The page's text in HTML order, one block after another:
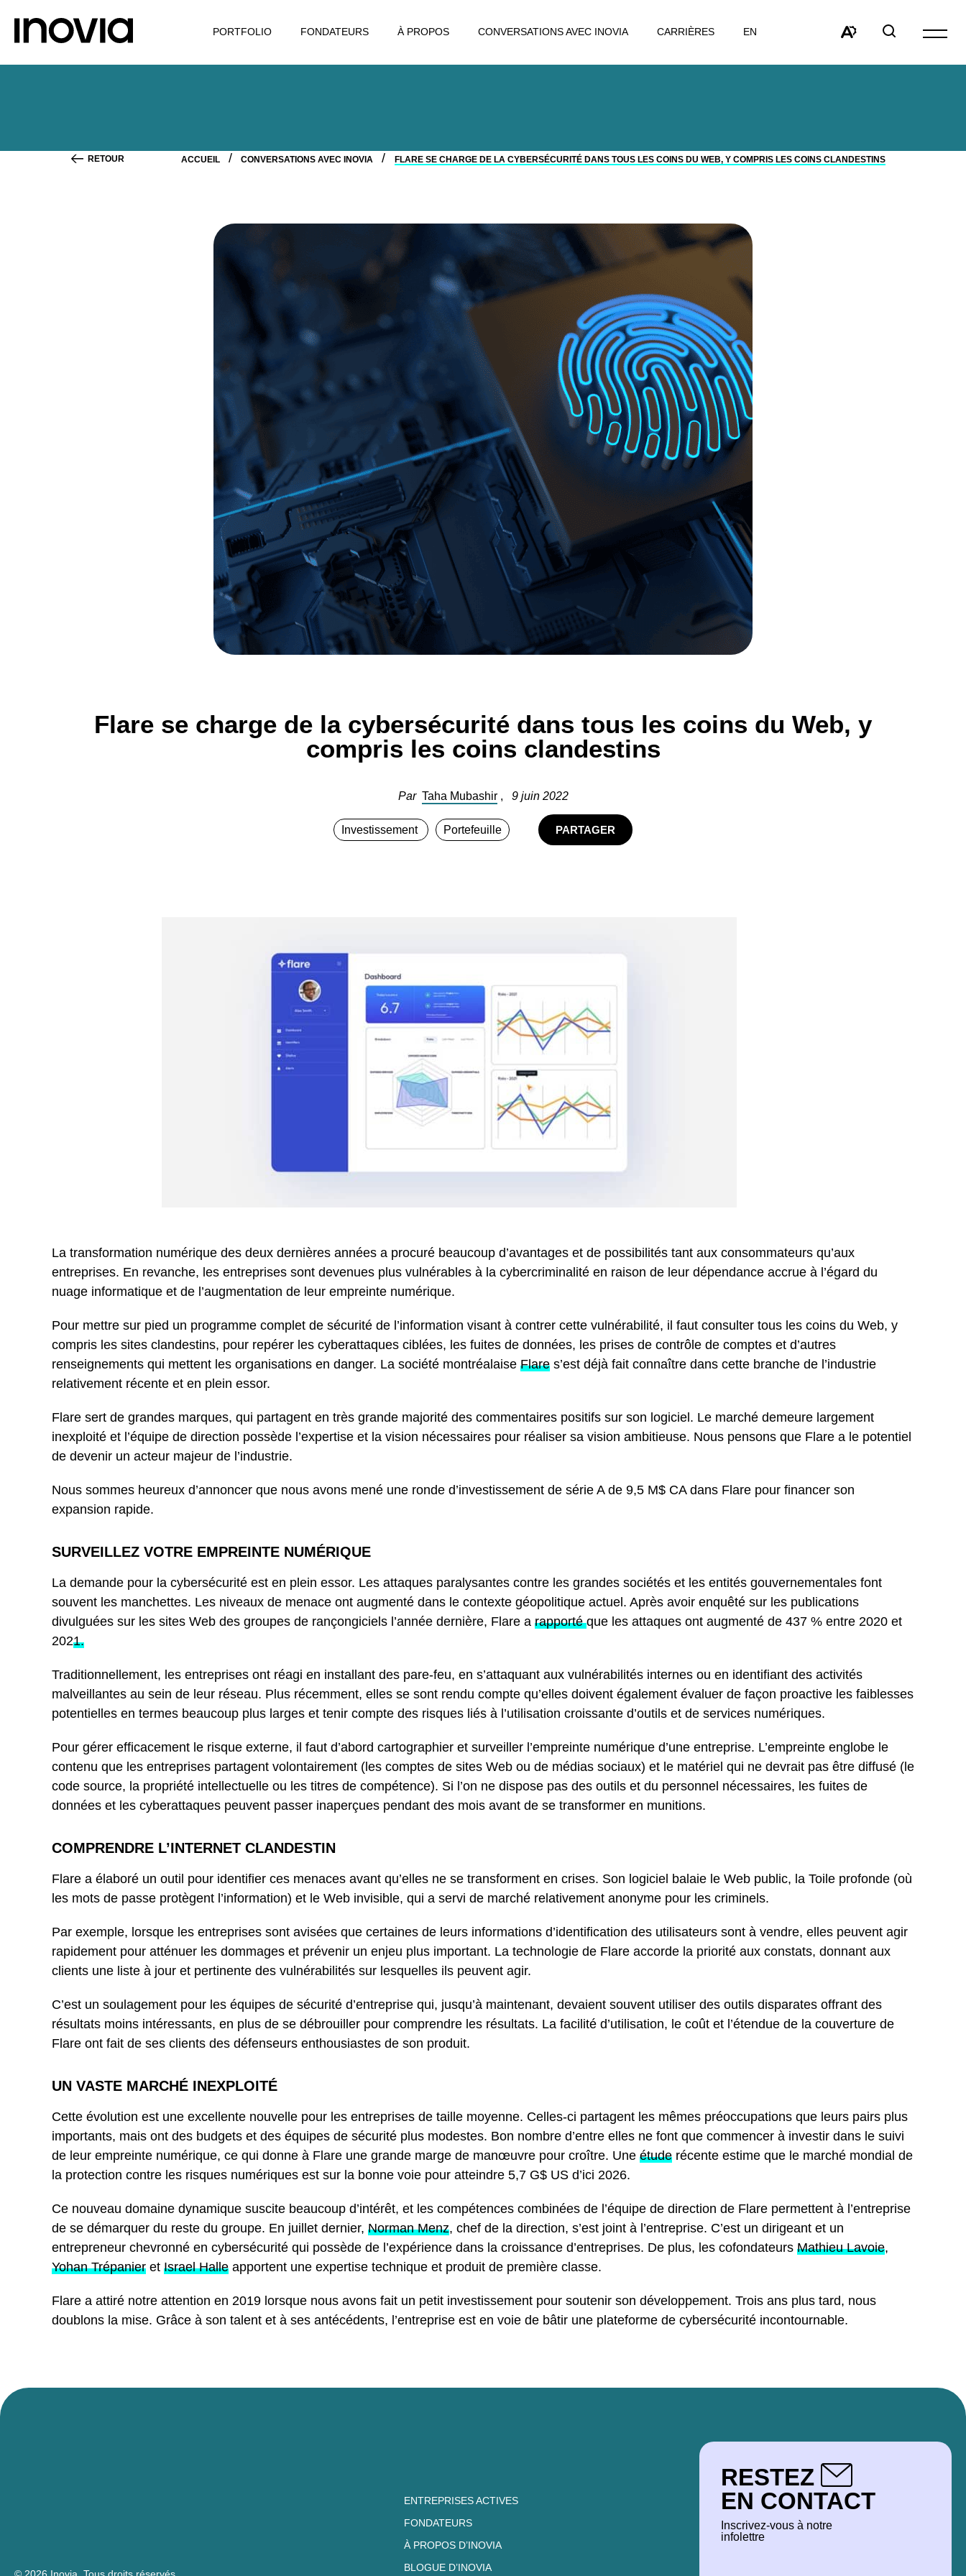
PORTFOLIO FONDATEURS À PROPOS CONVERSATIONS AVEC INOVIA CARRIÈRES EN
accessibilitywindow
Ouvrir
du
RETOUR ACCUEIL CONVERSATIONS AVEC INOVIA FLARE SE CHARGE DE LA CYBERSÉCURITÉ DANS TOUS LES COINS DU WEB, Y COMPRIS LES COINS CLANDESTINS
Flare se charge de la cybersécurité dans tous les coins du Web, y
compris les coins clandestins
Par Taha Mubashir , 9 juin 2022
Investissement Portefeuille PARTAGER
La transformation numérique des deux dernières années a procuré beaucoup d’avantages et de possibilités tant aux consommateurs qu’aux
entreprises. En revanche, les entreprises sont devenues plus vulnérables à la cybercriminalité en raison de leur dépendance accrue à l’égard du
nuage informatique et de l’augmentation de leur empreinte numérique.
Pour mettre sur pied un programme complet de sécurité de l’information visant à contrer cette vulnérabilité, il faut consulter tous les coins du Web, y
compris les sites clandestins, pour repérer les cyberattaques ciblées, les fuites de données, les prises de contrôle de comptes et d’autres
renseignements qui mettent les organisations en danger. La société montréalaise Flare s’est déjà fait connaître dans cette branche de l’industrie
relativement récente et en plein essor.
Flare sert de grandes marques, qui partagent en très grande majorité des commentaires positifs sur son logiciel. Le marché demeure largement
inexploité et l’équipe de direction possède l’expertise et la vision nécessaires pour réaliser sa vision ambitieuse. Nous pensons que Flare a le potentiel
de devenir un acteur majeur de l’industrie.
Nous sommes heureux d’annoncer que nous avons mené une ronde d’investissement de série A de 9,5 M$ CA dans Flare pour financer son
expansion rapide.
SURVEILLEZ VOTRE EMPREINTE NUMÉRIQUE
La demande pour la cybersécurité est en plein essor. Les attaques paralysantes contre les grandes sociétés et les entités gouvernementales font
souvent les manchettes. Les niveaux de menace ont augmenté dans le contexte géopolitique actuel. Après avoir enquêté sur les publications
divulguées sur les sites Web des groupes de rançongiciels l’année dernière, Flare a rapportéque les attaques ont augmenté de 437 % entre 2020 et
2021.
Traditionnellement, les entreprises ont réagi en installant des pare-feu, en s’attaquant aux vulnérabilités internes ou en identifiant des activités
malveillantes au sein de leur réseau. Plus récemment, elles se sont rendu compte qu’elles doivent également évaluer de façon proactive les faiblesses
potentielles en termes beaucoup plus larges et tenir compte des risques liés à l’utilisation croissante d’outils et de services numériques.
Pour gérer efficacement le risque externe, il faut d’abord cartographier et surveiller l’empreinte numérique d’une entreprise. L’empreinte englobe le
contenu que les entreprises partagent volontairement (les comptes de sites Web ou de médias sociaux) et le matériel qui ne devrait pas être diffusé (le
code source, la propriété intellectuelle ou les titres de compétence). Si l’on ne dispose pas des outils et du personnel nécessaires, les fuites de
données et les cyberattaques peuvent passer inaperçues pendant des mois avant de se transformer en munitions.
COMPRENDRE L’INTERNET CLANDESTIN
Flare a élaboré un outil pour identifier ces menaces avant qu’elles ne se transforment en crises. Son logiciel balaie le Web public, la Toile profonde (où
les mots de passe protègent l’information) et le Web invisible, qui a servi de marché relativement anonyme pour les criminels.
Par exemple, lorsque les entreprises sont avisées que certaines de leurs informations d’identification des utilisateurs sont à vendre, elles peuvent agir
rapidement pour atténuer les dommages et prévenir un enjeu plus important. La technologie de Flare accorde la priorité aux constats, donnant aux
clients une liste à jour et pertinente des vulnérabilités sur lesquelles ils peuvent agir.
C’est un soulagement pour les équipes de sécurité d’entreprise qui, jusqu’à maintenant, devaient souvent utiliser des outils disparates offrant des
résultats moins intéressants, en plus de se débrouiller pour comprendre les résultats. La facilité d’utilisation, le coût et l’étendue de la couverture de
Flare ont fait de ses clients des défenseurs enthousiastes de son produit.
UN VASTE MARCHÉ INEXPLOITÉ
Cette évolution est une excellente nouvelle pour les entreprises de taille moyenne. Celles-ci partagent les mêmes préoccupations que leurs pairs plus
importants, mais ont des budgets et des équipes de sécurité plus modestes. Bon nombre d’entre elles ne font que commencer à investir dans le suivi
de leur empreinte numérique, ce qui donne à Flare une grande marge de manœuvre pour croître. Une étude récente estime que le marché mondial de
la protection contre les risques numériques est sur la bonne voie pour atteindre 5,7 G$ US d’ici 2026.
Ce nouveau domaine dynamique suscite beaucoup d’intérêt, et les compétences combinées de l’équipe de direction de Flare permettent à l’entreprise
de se démarquer du reste du groupe. En juillet dernier, Norman Menz, chef de la direction, s’est joint à l’entreprise. C’est un dirigeant et un
entrepreneur chevronné en cybersécurité qui possède de l’expérience dans la croissance d’entreprises. De plus, les cofondateurs Mathieu Lavoie,
Yohan Trépanier et Israel Halle apportent une expertise technique et produit de première classe.
Flare a attiré notre attention en 2019 lorsque nous avons fait un petit investissement pour soutenir son développement. Trois ans plus tard, nous
doublons la mise. Grâce à son talent et à ses antécédents, l’entreprise est en voie de bâtir une plateforme de cybersécurité incontournable.
ENTREPRISES ACTIVES
FONDATEURS
À PROPOS D’INOVIA
BLOGUE D’INOVIA
RESTEZ
EN CONTACT
Inscrivez-vous à notre
infolettre